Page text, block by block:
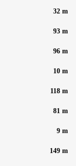
32 m
93 m
96 m
10 m
118 m
81 m
9 m
149 m